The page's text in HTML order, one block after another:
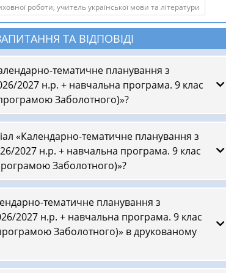
роботи, учитель української мови та літератури
ТА ВІДПОВІДІ
тематичне планування з
2027 н.р. + навчальна програма. 9 клас
Заболотного)»?
«Календарно-тематичне планування з
2027 н.р. + навчальна програма. 9 клас
Заболотного)»?
тематичне планування з
2027 н.р. + навчальна програма. 9 клас
Заболотного)» в друкованому